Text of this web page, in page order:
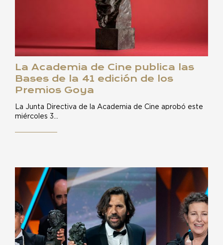
La Academia de Cine publica las
Bases de la 41 edición de los
Premios Goya
La Junta Directiva de la Academia de Cine aprobó este
miércoles 3…